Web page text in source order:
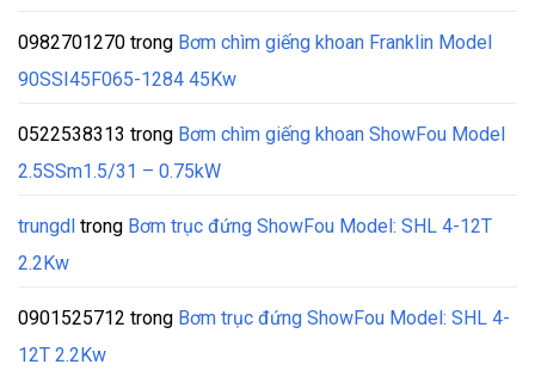
0982701270 trong Bơm chìm giếng khoan Franklin Model
90SSI45F065-1284 45Kw
0522538313 trong Bơm chìm giếng khoan ShowFou Model
2.5SSm1.5/31 – 0.75kW
trungdl trong Bơm trục đứng ShowFou Model: SHL 4-12T
2.2Kw
0901525712 trong Bơm trục đứng ShowFou Model: SHL 4-
12T 2.2Kw